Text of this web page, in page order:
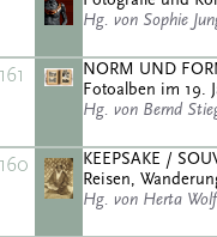
Hg. von Sophie
161
NORM UND
Fotoalben im 19.
Hg. von Bernd
160
KEEPSAKE /
Reisen,
Hg. von Herta